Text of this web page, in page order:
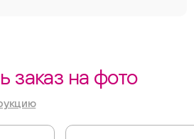
заказ на фото